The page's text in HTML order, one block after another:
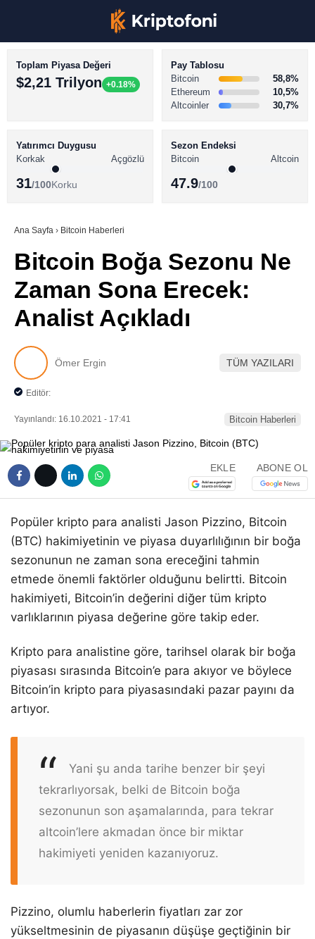
Youtube
TikTok
BİTCOİN HABERLERİ
ALTCOİN HABERLERİ
SÖZLÜK
Toplam Piyasa Değeri
$2,21 Trilyon +0.18%
Pay Tablosu
Bitcoin
58,8%
Ethereum
10,5%
Altcoinler
30,7%
Yatırımcı Duygusu
Korkak
Açgözlü
31/100Korku
Sezon Endeksi
Bitcoin
Altcoin
47.9/100
Ana Sayfa › Bitcoin Haberleri
Bitcoin Boğa Sezonu Ne
Zaman Sona Erecek:
Analist Açıkladı
Ömer Ergin TÜM YAZILARI
Editör:
Yayınlandı: 16.10.2021 - 17:41 Bitcoin Haberleri
EKLE ABONE OL
Popüler kripto para analisti Jason Pizzino, Bitcoin
(BTC) hakimiyetinin ve piyasa duyarlılığının bir boğa
sezonunun ne zaman sona ereceğini tahmin
etmede önemli faktörler olduğunu belirtti. Bitcoin
hakimiyeti, Bitcoin’in değerini diğer tüm kripto
varlıklarının piyasa değerine göre takip eder.
Kripto para analistine göre, tarihsel olarak bir boğa
piyasası sırasında Bitcoin’e para akıyor ve böylece
Bitcoin’in kripto para piyasasındaki pazar payını da
artıyor.
Yani şu anda tarihe benzer bir şeyi
tekrarlıyorsak, belki de Bitcoin boğa
sezonunun son aşamalarında, para tekrar
altcoin’lere akmadan önce bir miktar
hakimiyeti yeniden kazanıyoruz.
Pizzino, olumlu haberlerin fiyatları zar zor
yükseltmesinin de piyasanın düşüşe geçtiğinin bir